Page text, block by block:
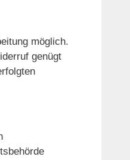
möglich.
genügt